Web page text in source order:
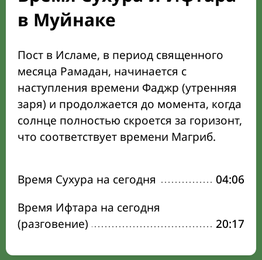
в Муйнаке
Пост в Исламе, в период священного
месяца Рамадан, начинается с
наступления времени Фаджр (утренняя
заря) и продолжается до момента, когда
солнце полностью скроется за горизонт,
что соответствует времени Магриб.
Время Сухура на сегодня
04:06
Время Ифтара на сегодня
(разговение)
20:17